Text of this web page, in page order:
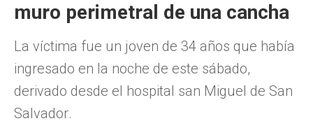
muro perimetral de una cancha
La víctima fue un joven de 34 años que había
ingresado en la noche de este sábado,
derivado desde el hospital san Miguel de San
Salvador.